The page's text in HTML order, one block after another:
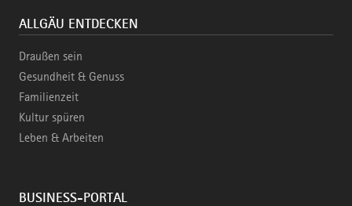
ALLGÄU ENTDECKEN
Draußen sein
Gesundheit & Genuss
Familienzeit
Kultur spüren
Leben & Arbeiten
BUSINESS-PORTAL